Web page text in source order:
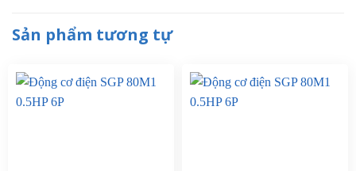
Sản phẩm tương tự